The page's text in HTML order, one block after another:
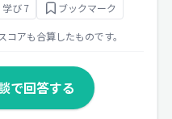
学び 7 ブックマーク
アも合算したものです。
で回答する